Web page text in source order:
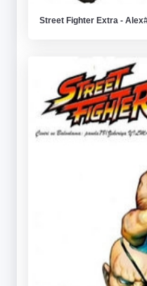
Street Fighter Extra -